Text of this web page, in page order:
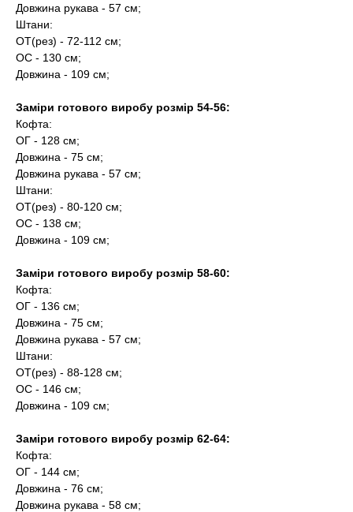
Довжина рукава - 57 см;
Штани:
ОТ(рез) - 72-112 см;
ОС - 130 см;
Довжина - 109 см;
Заміри готового виробу розмір 54-56:
Кофта:
ОГ - 128 см;
Довжина - 75 см;
Довжина рукава - 57 см;
Штани:
ОТ(рез) - 80-120 см;
ОС - 138 см;
Довжина - 109 см;
Заміри готового виробу розмір 58-60:
Кофта:
ОГ - 136 см;
Довжина - 75 см;
Довжина рукава - 57 см;
Штани:
ОТ(рез) - 88-128 см;
ОС - 146 см;
Довжина - 109 см;
Заміри готового виробу розмір 62-64:
Кофта:
ОГ - 144 см;
Довжина - 76 см;
Довжина рукава - 58 см;